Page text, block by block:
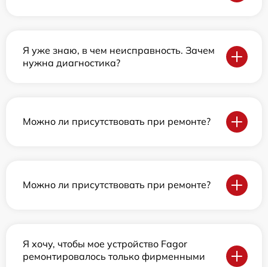
Я уже знаю, в чем неисправность. Зачем
нужна диагностика?
Можно ли присутствовать при ремонте?
Можно ли присутствовать при ремонте?
Я хочу, чтобы мое устройство Fagor
ремонтировалось только фирменными